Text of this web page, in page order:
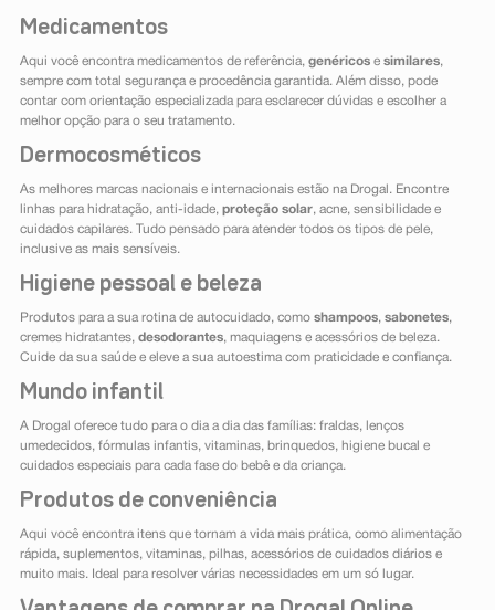
Medicamentos
Aqui você encontra medicamentos de referência, genéricose similares,
sempre com total segurança e procedência garantida. Além disso, pode
contar com orientação especializada para esclarecer dúvidas e escolher a
melhor opção para o seu tratamento.
Dermocosméticos
As melhores marcas nacionais e internacionais estão na Drogal. Encontre
linhas para hidratação, anti-idade, proteção solar, acne, sensibilidade e
cuidados capilares. Tudo pensado para atender todos os tipos de pele,
inclusive as mais sensíveis.
Higiene pessoal e beleza
Produtos para a sua rotina de autocuidado, como shampoos, sabonetes,
cremes hidratantes, desodorantes, maquiagens e acessórios de beleza.
Cuide da sua saúde e eleve a sua autoestima com praticidade e confiança.
Mundo infantil
A Drogal oferece tudo para o dia a dia das famílias: fraldas, lenços
umedecidos, fórmulas infantis, vitaminas, brinquedos, higiene bucal e
cuidados especiais para cada fase do bebê e da criança.
Produtos de conveniência
Aqui você encontra itens que tornam a vida mais prática, como alimentação
rápida, suplementos, vitaminas, pilhas, acessórios de cuidados diários e
muito mais. Ideal para resolver várias necessidades em um só lugar.